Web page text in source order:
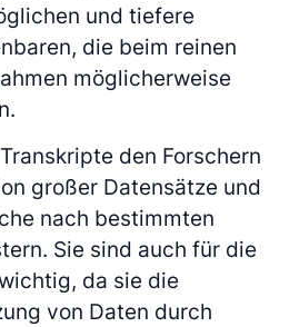
und tiefere
die beim reinen
möglicherweise
den Forschern
großer Datensätze und
nach bestimmten
Sie sind auch für die
da sie die
von Daten durch